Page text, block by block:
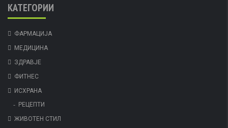
КАТЕГОРИИ
ФАРМАЦИЈА
МЕДИЦИНА
ЗДРАВЈЕ
ФИТНЕС
ИСХРАНА
РЕЦЕПТИ
ЖИВОТЕН СТИЛ